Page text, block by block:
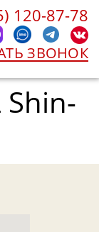
120-87-78
ЗВОНОК
Shin-